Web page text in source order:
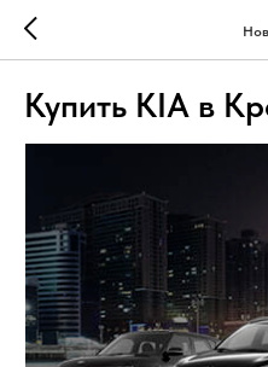
Купить KIA в